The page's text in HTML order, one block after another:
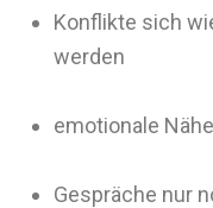
Konflikte sich
werden
emotionale
Gespräche nur